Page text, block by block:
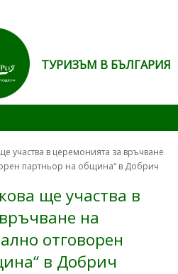
ТУРИЗЪМ В БЪЛГАРИЯ
участва в церемонията за връчване
партньор на община“ в Добрич
ще участва в
на
отговорен
в Добрич